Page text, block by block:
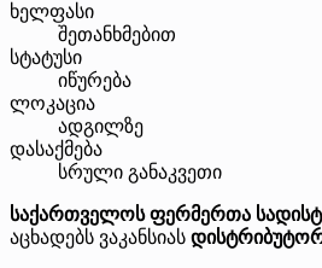
ხელფასი
შეთანხმებით
სტატუსი
იწურება
ლოკაცია
ადგილზე
დასაქმება
სრული განაკვეთი
საქართველოს ფერმერთა
აცხადებს ვაკანსიას